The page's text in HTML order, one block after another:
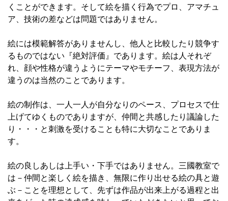
くことができます。そして絵を描く行為でプロ、アマチュ
ア、技術の差などは問題ではありません。
絵には模範解答がありませんし、他人と比較したり競争す
るものではない『絶対評価』であります。絵は人それぞ
れ、顔や性格が違うようにテーマやモチーフ、表現方法が
違うのは当然のことであります。
絵の制作は、一人一人が自分なりのペース、プロセスで仕
上げてゆくものでありますが、仲間と共感したり議論した
り・・・と刺激を受けることも特に大切なことでありま
す。
絵の良しあしは上手い・下手ではありません。三國教室で
は－仲間と楽しく絵を描き、無限に作り出せる絵の具と遊
ぶ－ことを理想として、先ずは作品が出来上がる過程と出